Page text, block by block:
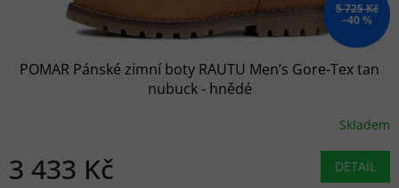
5 725 Kč
–40 %
POMAR Pánské zimní boty RAUTU Men’s Gore-Tex tan
nubuck - hnědé
Skladem
3 433 Kč DETAIL